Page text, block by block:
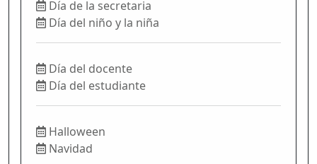
Día de la secretaria
Día del niño y la niña
Día del docente
Día del estudiante
Halloween
Navidad